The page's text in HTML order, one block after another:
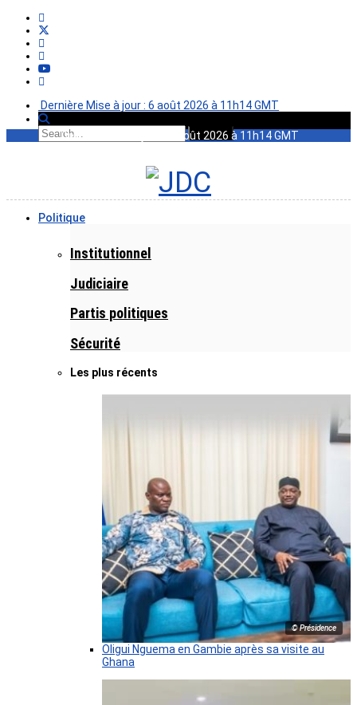
Dernière Mise à jour : 6 août 2026 à 11h14 GMT
Dernière Mise à jour : 6 août 2026 à 11h14 GMT
Politique
Institutionnel
Judiciaire
Partis politiques
Sécurité
Les plus récents
© Présidence
Oligui Nguema en Gambie après sa visite au
Ghana